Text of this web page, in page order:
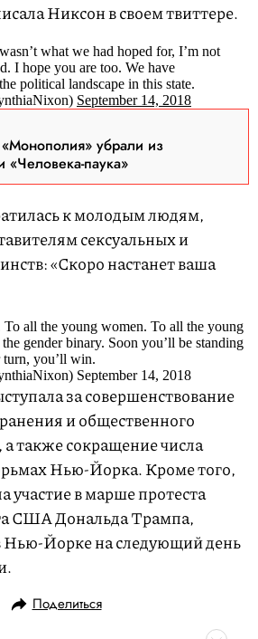
Никсон в своем твиттере.
what we had hoped for, I’m not
I hope you are too. We have
political landscape in this state.
September 14, 2018
убрали из
«Человека-паука»
к молодым людям,
сексуальных и
«Скоро настанет ваша
all the young women. To all the young
gender binary. Soon you’ll be standing
turn, you’ll win.
September 14, 2018
за совершенствование
и общественного
также сокращение числа
Нью-Йорка. Кроме того,
участие в марше протеста
США Дональда Трампа,
Йорке на следующий день
Поделиться